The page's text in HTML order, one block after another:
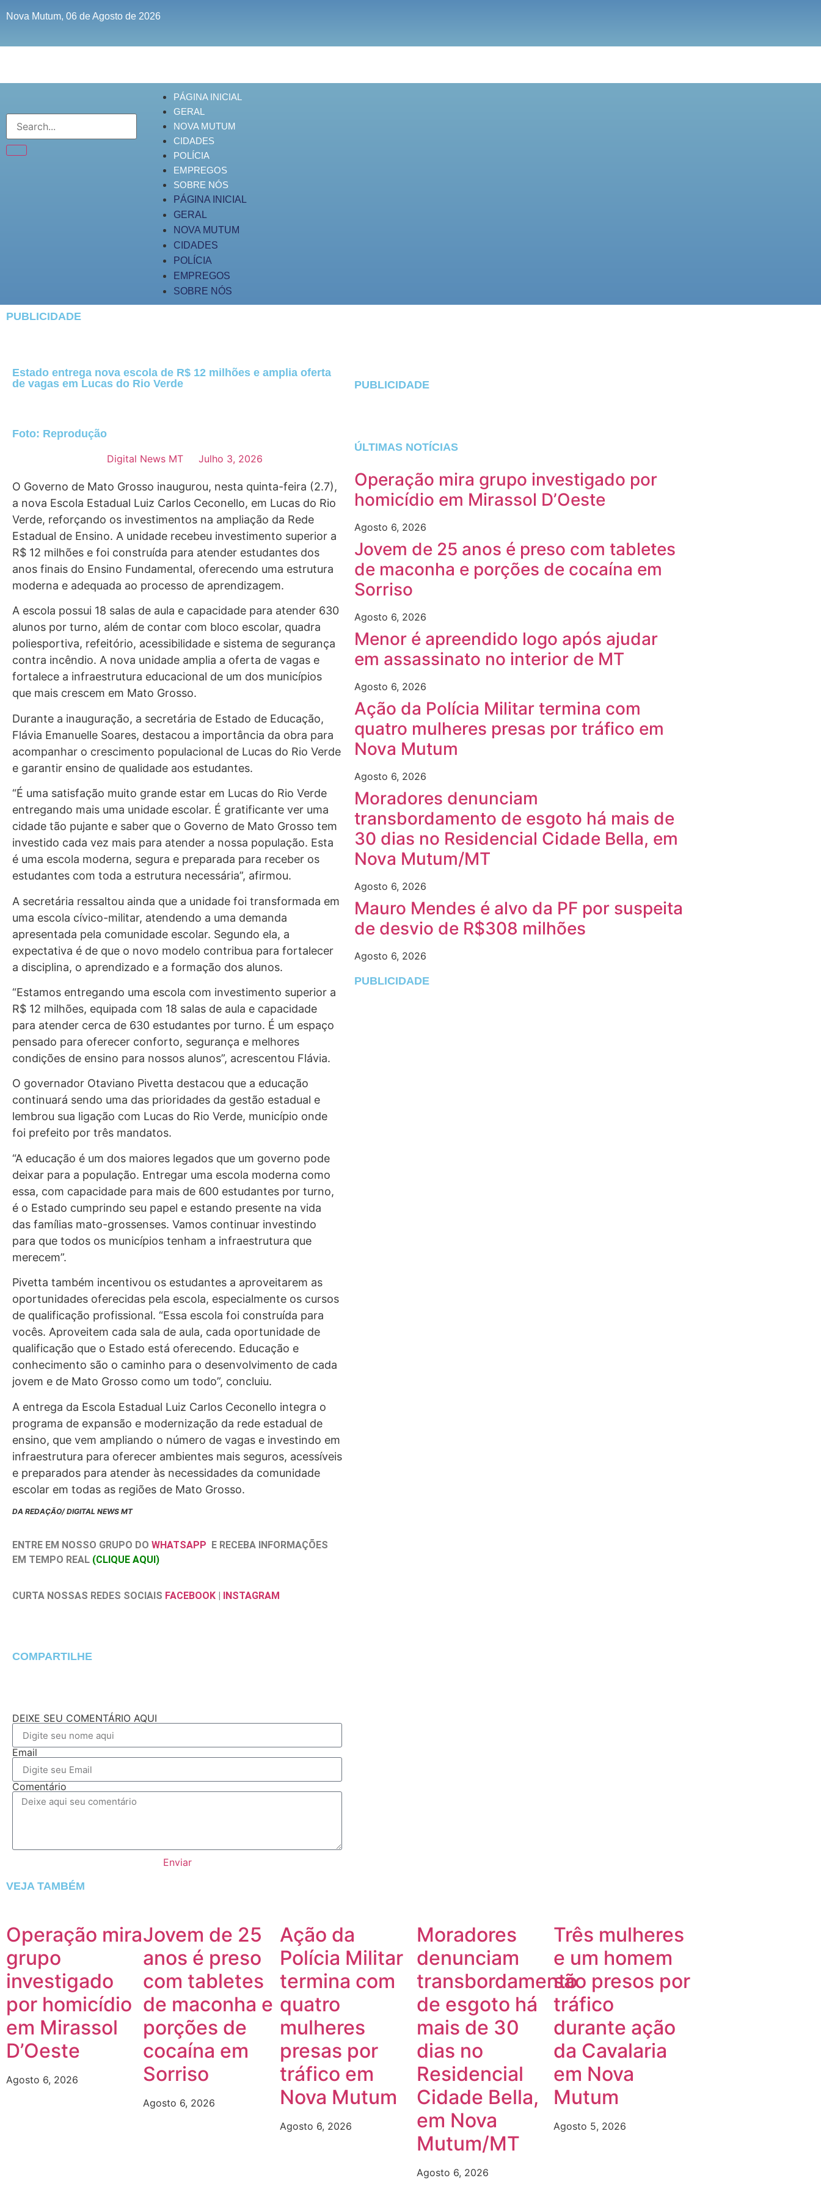
Nova Mutum, 06 de Agosto de 2026
PÁGINA INICIAL
GERAL
NOVA MUTUM
CIDADES
POLÍCIA
EMPREGOS
SOBRE NÓS
PÁGINA INICIAL
GERAL
NOVA MUTUM
CIDADES
POLÍCIA
EMPREGOS
SOBRE NÓS
PUBLICIDADE
Estado entrega nova escola de R$ 12 milhões e amplia oferta
de vagas em Lucas do Rio Verde
Foto: Reprodução
Digital News MT Julho 3, 2026
O Governo de Mato Grosso inaugurou, nesta quinta-feira (2.7),
a nova Escola Estadual Luiz Carlos Ceconello, em Lucas do Rio
Verde, reforçando os investimentos na ampliação da Rede
Estadual de Ensino. A unidade recebeu investimento superior a
R$ 12 milhões e foi construída para atender estudantes dos
anos finais do Ensino Fundamental, oferecendo uma estrutura
moderna e adequada ao processo de aprendizagem.
A escola possui 18 salas de aula e capacidade para atender 630
alunos por turno, além de contar com bloco escolar, quadra
poliesportiva, refeitório, acessibilidade e sistema de segurança
contra incêndio. A nova unidade amplia a oferta de vagas e
fortalece a infraestrutura educacional de um dos municípios
que mais crescem em Mato Grosso.
Durante a inauguração, a secretária de Estado de Educação,
Flávia Emanuelle Soares, destacou a importância da obra para
acompanhar o crescimento populacional de Lucas do Rio Verde
e garantir ensino de qualidade aos estudantes.
“É uma satisfação muito grande estar em Lucas do Rio Verde
entregando mais uma unidade escolar. É gratificante ver uma
cidade tão pujante e saber que o Governo de Mato Grosso tem
investido cada vez mais para atender a nossa população. Esta
é uma escola moderna, segura e preparada para receber os
estudantes com toda a estrutura necessária”, afirmou.
A secretária ressaltou ainda que a unidade foi transformada em
uma escola cívico-militar, atendendo a uma demanda
apresentada pela comunidade escolar. Segundo ela, a
expectativa é de que o novo modelo contribua para fortalecer
a disciplina, o aprendizado e a formação dos alunos.
“Estamos entregando uma escola com investimento superior a
R$ 12 milhões, equipada com 18 salas de aula e capacidade
para atender cerca de 630 estudantes por turno. É um espaço
pensado para oferecer conforto, segurança e melhores
condições de ensino para nossos alunos”, acrescentou Flávia.
O governador Otaviano Pivetta destacou que a educação
continuará sendo uma das prioridades da gestão estadual e
lembrou sua ligação com Lucas do Rio Verde, município onde
foi prefeito por três mandatos.
“A educação é um dos maiores legados que um governo pode
deixar para a população. Entregar uma escola moderna como
essa, com capacidade para mais de 600 estudantes por turno,
é o Estado cumprindo seu papel e estando presente na vida
das famílias mato-grossenses. Vamos continuar investindo
para que todos os municípios tenham a infraestrutura que
merecem”.
Pivetta também incentivou os estudantes a aproveitarem as
oportunidades oferecidas pela escola, especialmente os cursos
de qualificação profissional. “Essa escola foi construída para
vocês. Aproveitem cada sala de aula, cada oportunidade de
qualificação que o Estado está oferecendo. Educação e
conhecimento são o caminho para o desenvolvimento de cada
jovem e de Mato Grosso como um todo”, concluiu.
A entrega da Escola Estadual Luiz Carlos Ceconello integra o
programa de expansão e modernização da rede estadual de
ensino, que vem ampliando o número de vagas e investindo em
infraestrutura para oferecer ambientes mais seguros, acessíveis
e preparados para atender às necessidades da comunidade
escolar em todas as regiões de Mato Grosso.
DA REDAÇÃO/ DIGITAL NEWS MT
ENTRE EM NOSSO GRUPO DO WHATSAPP
E RECEBA INFORMAÇÕES
EM TEMPO REAL (CLIQUE AQUI)
CURTA NOSSAS REDES SOCIAIS FACEBOOK | INSTAGRAM
COMPARTILHE
DEIXE SEU COMENTÁRIO AQUI
Email
Comentário
Enviar
PUBLICIDADE
ÚLTIMAS NOTÍCIAS
Operação mira grupo investigado por
homicídio em Mirassol D’Oeste
Agosto 6, 2026
Jovem de 25 anos é preso com tabletes
de maconha e porções de cocaína em
Sorriso
Agosto 6, 2026
Menor é apreendido logo após ajudar
em assassinato no interior de MT
Agosto 6, 2026
Ação da Polícia Militar termina com
quatro mulheres presas por tráfico em
Nova Mutum
Agosto 6, 2026
Moradores denunciam
transbordamento de esgoto há mais de
30 dias no Residencial Cidade Bella, em
Nova Mutum/MT
Agosto 6, 2026
Mauro Mendes é alvo da PF por suspeita
de desvio de R$308 milhões
Agosto 6, 2026
PUBLICIDADE
VEJA TAMBÉM
Operação mira
grupo
investigado
por homicídio
em Mirassol
D’Oeste
Agosto 6, 2026
Jovem de 25
anos é preso
com tabletes
de maconha e
porções de
cocaína em
Sorriso
Agosto 6, 2026
Ação da
Polícia Militar
termina com
quatro
mulheres
presas por
tráfico em
Nova Mutum
Agosto 6, 2026
Moradores
denunciam
transbordamento
de esgoto há
mais de 30
dias no
Residencial
Cidade Bella,
em Nova
Mutum/MT
Agosto 6, 2026
Três mulheres
e um homem
são presos por
tráfico
durante ação
da Cavalaria
em Nova
Mutum
Agosto 5, 2026